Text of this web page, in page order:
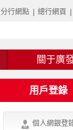
分行網點 總行網頁
關于廣
用戶登錄
個人網銀登